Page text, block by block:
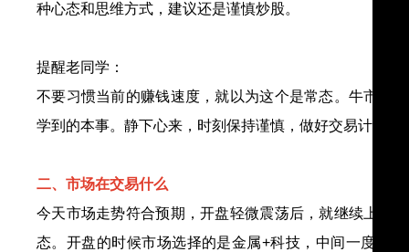
种心态和思维方式，建议还是谨慎炒股。
提醒老同学：
不要习惯当前的赚钱速度，就以为这个是常态。牛市不
学到的本事。静下心来，时刻保持谨慎，做好交易计划。
二、市场在交易什么
今天市场走势符合预期，开盘轻微震荡后，就继续上行
态。开盘的时候市场选择的是金属+科技，中间一度内